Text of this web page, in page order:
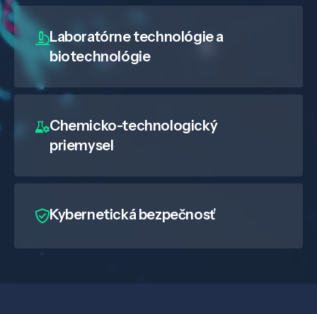
Laboratórne technológie a
biotechnológie
Chemicko-technologický
priemysel
Kybernetická bezpečnosť